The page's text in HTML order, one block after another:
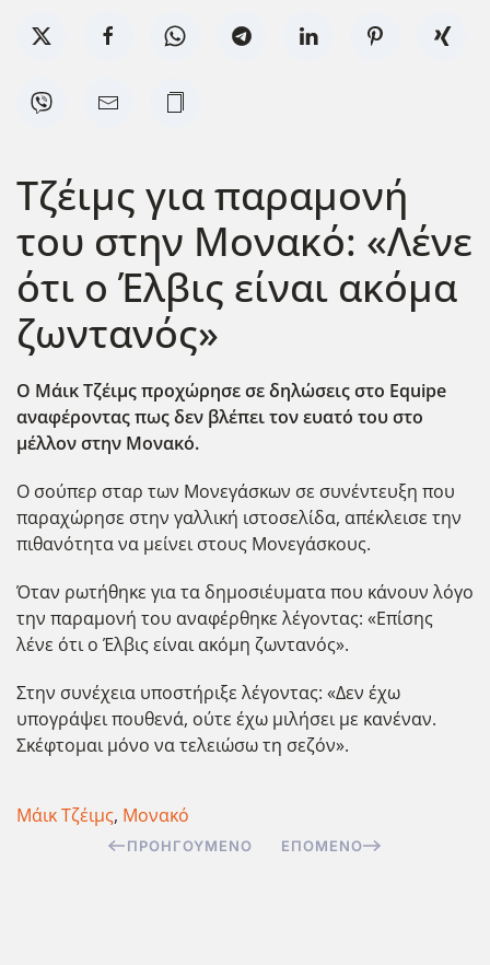
Tζέιμς για παραμονή
του στην Μονακό: «Λένε
ότι ο Έλβις είναι ακόμα
ζωντανός»
Ο Μάικ Τζέιμς προχώρησε σε δηλώσεις στο Equipe
αναφέροντας πως δεν βλέπει τον ευατό του στο
μέλλον στην Μονακό.
Ο σούπερ σταρ των Μονεγάσκων σε συνέντευξη που
παραχώρησε στην γαλλική ιστοσελίδα, απέκλεισε την
πιθανότητα να μείνει στους Μονεγάσκους.
Όταν ρωτήθηκε για τα δημοσιέυματα που κάνουν λόγο
την παραμονή του αναφέρθηκε λέγοντας: «Επίσης
λένε ότι ο Έλβις είναι ακόμη ζωντανός».
Στην συνέχεια υποστήριξε λέγοντας: «Δεν έχω
υπογράψει πουθενά, ούτε έχω μιλήσει με κανέναν.
Σκέφτομαι μόνο να τελειώσω τη σεζόν».
Μάικ Τζέιμς, Μονακό
ΠΡΟΗΓΟΎΜΕΝΟ ΕΠΌΜΕΝΟ